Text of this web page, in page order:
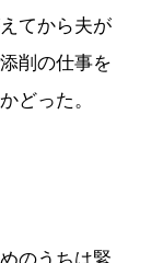
てから夫が
削の仕事を
どった。